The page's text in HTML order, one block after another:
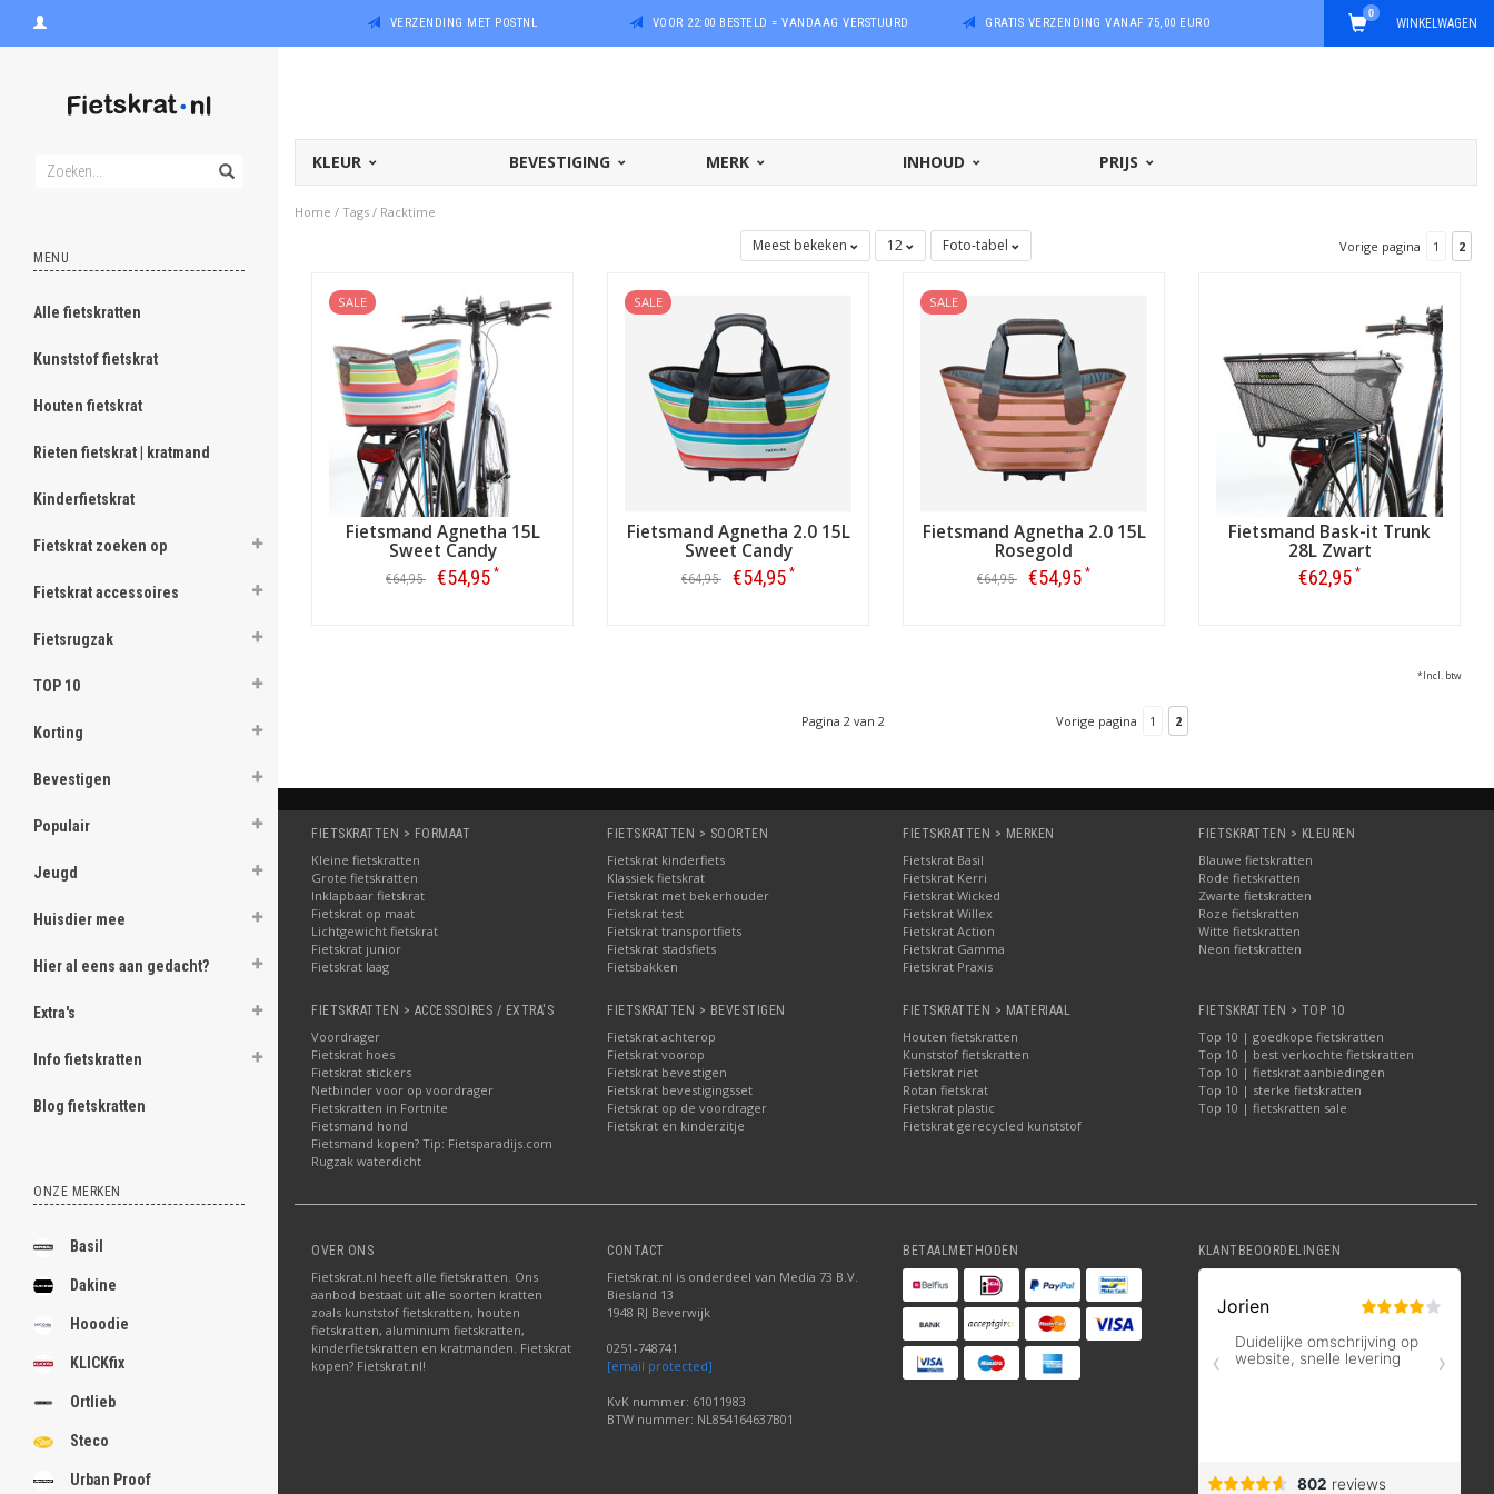
VERZENDING MET POSTNL VOOR 22:00 BESTELD = VANDAAG VERSTUURD GRATIS VERZENDING VANAF 75,00 EURO WINKELWAGEN
0
MENU
Alle fietskratten
Kunststof fietskrat
Houten fietskrat
Rieten fietskrat | kratmand
Kinderfietskrat
Fietskrat zoeken op
Fietskrat accessoires
Fietsrugzak
TOP 10
Korting
Bevestigen
Populair
Jeugd
Huisdier mee
Hier al eens aan gedacht?
Extra's
Info fietskratten
Blog fietskratten
ONZE MERKEN
Basil
Dakine
Hooodie
KLICKfix
Ortlieb
Steco
Urban Proof
KLEUR BEVESTIGING MERK INHOUD PRIJS
Home / Tags / Racktime
Meest bekeken 12 Foto-tabel Vorige pagina 1 2
SALE
Fietsmand Agnetha 15L
Sweet Candy
€64,95 €54,95 *
SALE
Fietsmand Agnetha 2.0 15L
Sweet Candy
€64,95 €54,95 *
SALE
Fietsmand Agnetha 2.0 15L
Rosegold
€64,95 €54,95 *
Fietsmand Bask-it Trunk
28L Zwart
€62,95 *
*Incl. btw
Pagina 2 van 2 Vorige pagina 1 2
FIETSKRATTEN > FORMAAT
Kleine fietskratten
Grote fietskratten
Inklapbaar fietskrat
Fietskrat op maat
Lichtgewicht fietskrat
Fietskrat junior
Fietskrat laag
FIETSKRATTEN > SOORTEN
Fietskrat kinderfiets
Klassiek fietskrat
Fietskrat met bekerhouder
Fietskrat test
Fietskrat transportfiets
Fietskrat stadsfiets
Fietsbakken
FIETSKRATTEN > MERKEN
Fietskrat Basil
Fietskrat Kerri
Fietskrat Wicked
Fietskrat Willex
Fietskrat Action
Fietskrat Gamma
Fietskrat Praxis
FIETSKRATTEN > KLEUREN
Blauwe fietskratten
Rode fietskratten
Zwarte fietskratten
Roze fietskratten
Witte fietskratten
Neon fietskratten
FIETSKRATTEN > ACCESSOIRES / EXTRA'S
Voordrager
Fietskrat hoes
Fietskrat stickers
Netbinder voor op voordrager
Fietskratten in Fortnite
Fietsmand hond
Fietsmand kopen? Tip: Fietsparadijs.com
Rugzak waterdicht
FIETSKRATTEN > BEVESTIGEN
Fietskrat achterop
Fietskrat voorop
Fietskrat bevestigen
Fietskrat bevestigingsset
Fietskrat op de voordrager
Fietskrat en kinderzitje
FIETSKRATTEN > MATERIAAL
Houten fietskratten
Kunststof fietskratten
Fietskrat riet
Rotan fietskrat
Fietskrat plastic
Fietskrat gerecycled kunststof
FIETSKRATTEN > TOP 10
Top 10 | goedkope fietskratten
Top 10 | best verkochte fietskratten
Top 10 | fietskrat aanbiedingen
Top 10 | sterke fietskratten
Top 10 | fietskratten sale
OVER ONS
Fietskrat.nl heeft alle fietskratten. Ons
aanbod bestaat uit alle soorten kratten
zoals kunststof fietskratten, houten
fietskratten, aluminium fietskratten,
kinderfietskratten en kratmanden. Fietskrat
kopen? Fietskrat.nl!
CONTACT
Fietskrat.nl is onderdeel van Media 73 B.V.
Biesland 13
1948 RJ Beverwijk
0251-748741
[email protected]
KvK nummer: 61011983
BTW nummer: NL854164637B01
BETAALMETHODEN KLANTBEOORDELINGEN